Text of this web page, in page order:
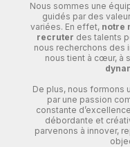
Nous sommes une
guidés par des
variées. En effet, notre
recruter des talents
nous recherchons des
nous tient à cœur, à
De plus, nous formons
par une passion
constante
débordante et
parvenons à innover,